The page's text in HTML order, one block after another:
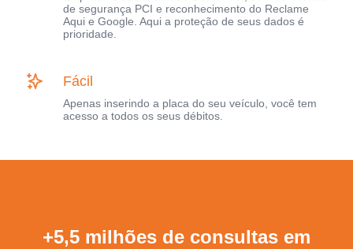
de segurança PCI e reconhecimento do Reclame
Aqui e Google. Aqui a proteção de seus dados é
prioridade.
Fácil
Apenas inserindo a placa do seu veículo, você tem
acesso a todos os seus débitos.
+5,5 milhões de consultas em